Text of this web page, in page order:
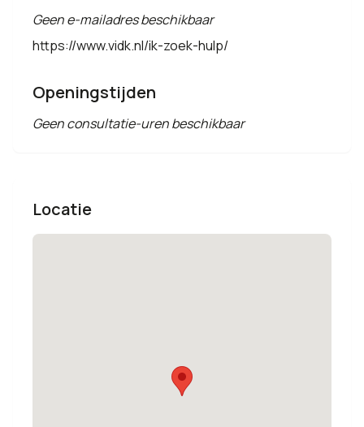
Geen e-mailadres beschikbaar
https://www.vidk.nl/ik-zoek-hulp/
Openingstijden
Geen consultatie-uren beschikbaar
Locatie